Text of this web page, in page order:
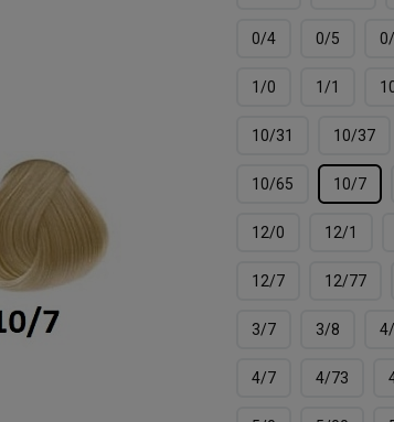
0/4 0/5
1/0 1/1
10/31 10/37
10/65 10/7
12/0 12/1
12/7 12/77
3/7 3/8
4/7 4/73